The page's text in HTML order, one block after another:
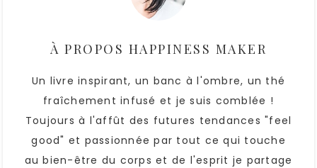
À PROPOS HAPPINESS MAKER
Un livre inspirant, un banc à l'ombre, un thé
fraîchement infusé et je suis comblée !
Toujours à l'affût des futures tendances "feel
good" et passionnée par tout ce qui touche
au bien-être du corps et de l'esprit je partage